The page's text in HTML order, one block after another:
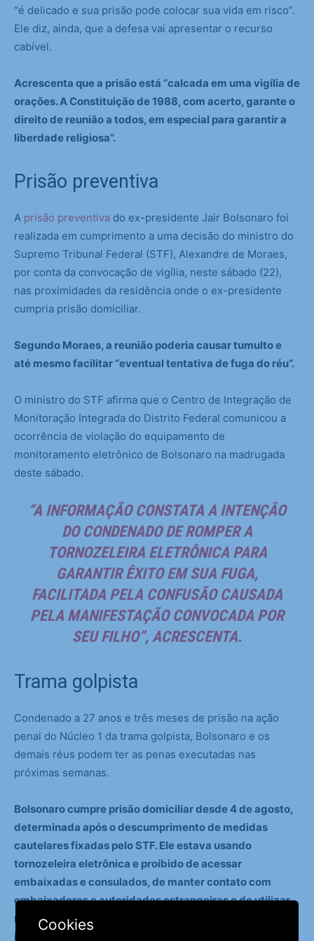
“é delicado e sua prisão pode colocar sua vida em risco”.
Ele diz, ainda, que a defesa vai apresentar o recurso
cabível.
Acrescenta que a prisão está “calcada em uma vigília de
orações. A Constituição de 1988, com acerto, garante o
direito de reunião a todos, em especial para garantir a
liberdade religiosa”.
Prisão preventiva
A prisão preventiva do ex-presidente Jair Bolsonaro foi
realizada em cumprimento a uma decisão do ministro do
Supremo Tribunal Federal (STF), Alexandre de Moraes,
por conta da convocação de vigília, neste sábado (22),
nas proximidades da residência onde o ex-presidente
cumpria prisão domiciliar.
Segundo Moraes, a reunião poderia causar tumulto e
até mesmo facilitar “eventual tentativa de fuga do réu”.
O ministro do STF afirma que o Centro de Integração de
Monitoração Integrada do Distrito Federal comunicou a
ocorrência de violação do equipamento de
monitoramento eletrônico de Bolsonaro na madrugada
deste sábado.
“A INFORMAÇÃO CONSTATA A INTENÇÃO
DO CONDENADO DE ROMPER A
TORNOZELEIRA ELETRÔNICA PARA
GARANTIR ÊXITO EM SUA FUGA,
FACILITADA PELA CONFUSÃO CAUSADA
PELA MANIFESTAÇÃO CONVOCADA POR
SEU FILHO”, ACRESCENTA.
Trama golpista
Condenado a 27 anos e três meses de prisão na ação
penal do Núcleo 1 da trama golpista, Bolsonaro e os
demais réus podem ter as penas executadas nas
próximas semanas.
Bolsonaro cumpre prisão domiciliar desde 4 de agosto,
determinada após o descumprimento de medidas
cautelares fixadas pelo STF. Ele estava usando
tornozeleira eletrônica e proibido de acessar
embaixadas e consulados, de manter contato com
embaixadores e autoridades estrangeiras e de utilizar
redes sociais, direta ou indiretamente, inclusive por
intermédio de terceiros.
Cookies